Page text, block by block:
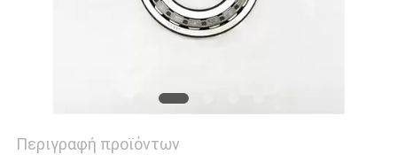
Περιγραφή προϊόντων